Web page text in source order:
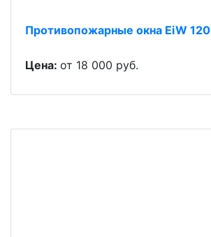
Противопожарные окна EiW 120
Цена: от 18 000 руб.